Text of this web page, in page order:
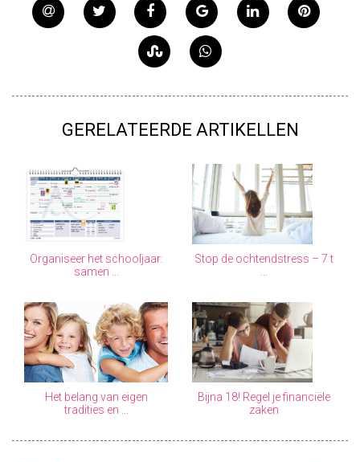
GERELATEERDE ARTIKELLEN
Organiseer het schooljaar:
samen ...
Stop de ochtendstress – 7 t
Het belang van eigen
tradities en ...
Bijna 18! Regel je financiële
zaken